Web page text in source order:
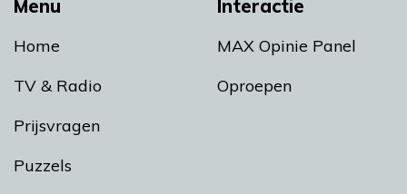
Menu
Home
TV & Radio
Prijsvragen
Puzzels
Interactie
MAX Opinie Panel
Oproepen